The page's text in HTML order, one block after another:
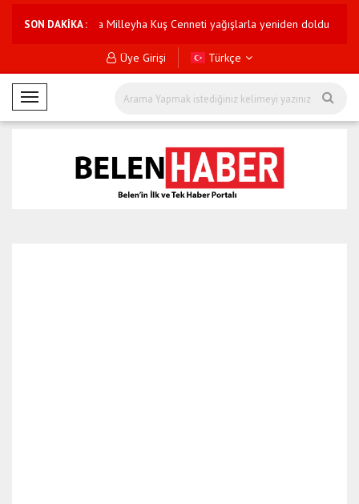
SON DAKİKA :
Hatay'da Milleyha Kuş Cenneti yağışlarla yeniden doldu Borsa
Üye Girişi Türkçe
M
o